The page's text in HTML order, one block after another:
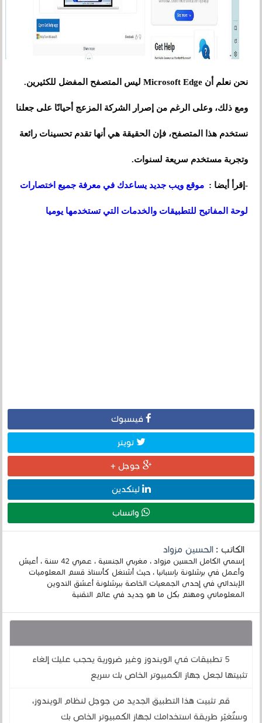
نحن نعلم أن Microsoft Edge ليس المتصفح المفضل للكثيرين.
ومع ذلك، وعلى الرغم من إصرار الشركة المزعج أحيانًا على جعلنا
نستخدم هذا المتصفح، فإن الحقيقة هي أنها تقدم تحسينات رائعة
وتجربة مستخدم سريعة لسنوات.
-إقرأ أيضا :موقع ويب جديد يساعدك في معرفة جميع اختصارات
لوحة المفاتيح للتطبيقات والخدمات التي تستخدمها يوميا
فيسبوك
تويتر
جوجل +
لينكدين
واتساب
الكاتب :الحسين مزواد
إسمي الكامل الحسين مزواد ، مغربي الجنسية ، عمري 42 سنة ، أعيش
وأعمل في برشلونة بإسبانيا ، حيث أشتغل كأستاذ قسم المعلوميات
الإبتدائي في إحدى الجمعيات الخاصة ببرشلونة أعشق التدوين
المعلوماتي ومهتم بكل ما هو جديد في عالم التقنية
5 تطبيقات في الويندوز وغير ضرورية يحجب عليك إلغاء
تثبيتها لجعل جهاز الكمبيوتر الخاص بك سريع
قم تثبيت هذا التطبيق الجديد من جوجل لنظام الويندوز،
وستُغيّر طريقة استخدامك لجهاز الكمبيوتر الخاص بك